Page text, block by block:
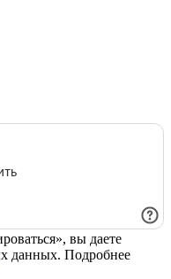
вы даете
данных. Подробнее